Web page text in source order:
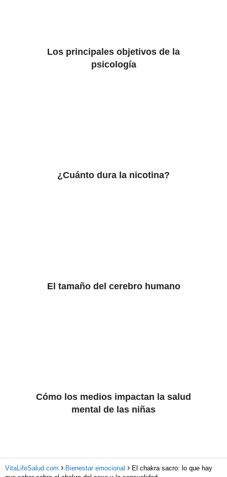
Los principales objetivos de la
psicología
¿Cuánto dura la nicotina?
El tamaño del cerebro humano
Cómo los medios impactan la salud
mental de las niñas
VitaLifeSalud.com Bienestar emocional
El chakra sacro: lo que hay